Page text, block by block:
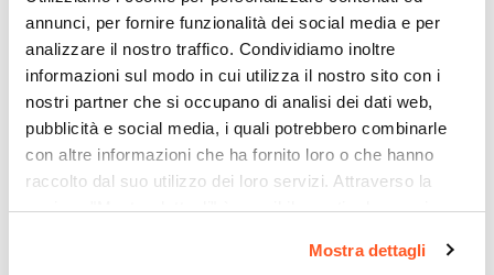
annunci, per fornire funzionalità dei social media e per
analizzare il nostro traffico. Condividiamo inoltre
informazioni sul modo in cui utilizza il nostro sito con i
nostri partner che si occupano di analisi dei dati web,
pubblicità e social media, i quali potrebbero combinarle
con altre informazioni che ha fornito loro o che hanno
raccolto dal suo utilizzo dei loro servizi. Attraverso la
sezione "Mostra dettagli" è possibile gestire le proprie
momento. Per maggiori informazioni si invita a leggere la
Mostra dettagli
Colore Profilo
Cromo
Sistema Di Apertura
Cerniera centrale
Installazione
Su vasca
Larghezza
CODICE:AQUASOUL6 CODICE:GIPSY
Colonna doccia
termostatica cromata con